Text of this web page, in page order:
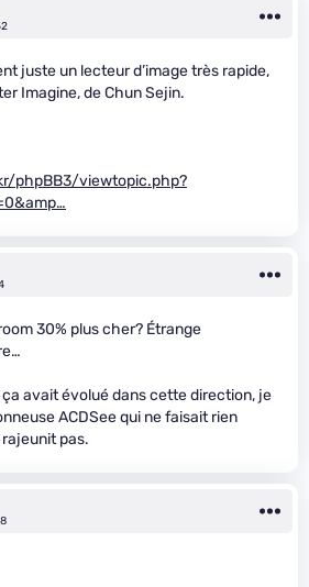
juste un lecteur d’image très rapide,
Imagine, de Chun Sejin.
phpBB3/viewtopic.php?
30% plus cher? Étrange
avait évolué dans cette direction, je
ACDSee qui ne faisait rien
rajeunit pas.